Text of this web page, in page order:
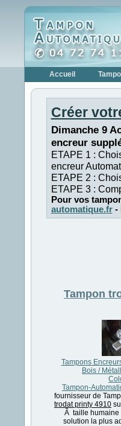
Accueil
Créer
Dimanche 9
encreur
ETAPE 1 :
encreur
ETAPE 2 :
ETAPE 3 :
Pour vos
automatique.fr-
Tampon
Tampons
Bois /
Tampon-
fournisseur de
trodat printy 4910
Ã taille humaine
solution la plus